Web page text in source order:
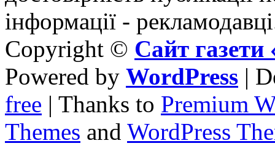
інформації -
Copyright © Сайт
Powered by WordPress |
free | Thanks to Premium
Themes and WordPress